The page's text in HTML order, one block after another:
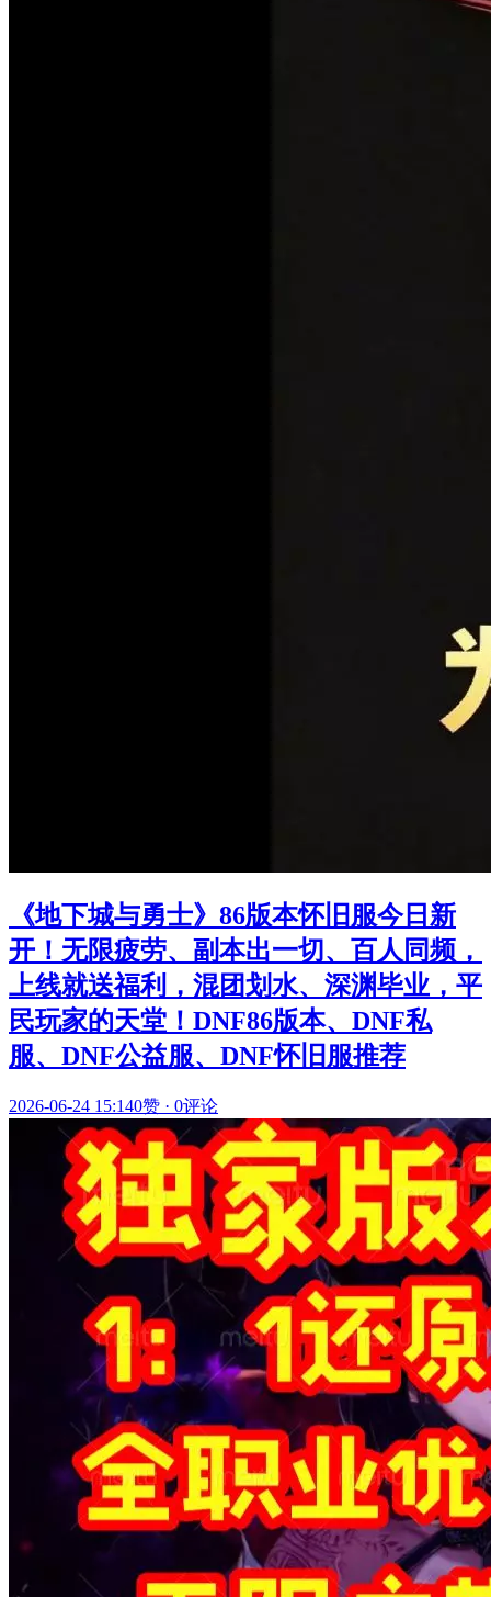
《地下城与勇士》86版本怀旧服今日新
开！无限疲劳、副本出一切、百人同频，
上线就送福利，混团划水、深渊毕业，平
民玩家的天堂！DNF86版本、DNF私
服、DNF公益服、DNF怀旧服推荐
2026-06-24 15:140赞 · 0评论